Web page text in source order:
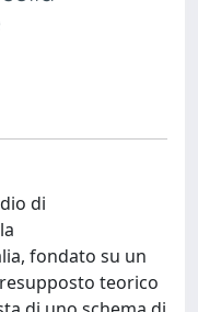
di
fondato su un
teorico